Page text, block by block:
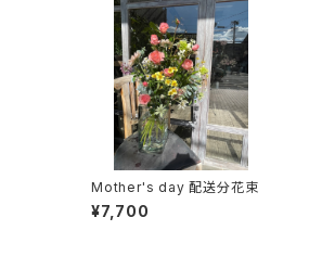
Mother's day 配送分花束
¥7,700